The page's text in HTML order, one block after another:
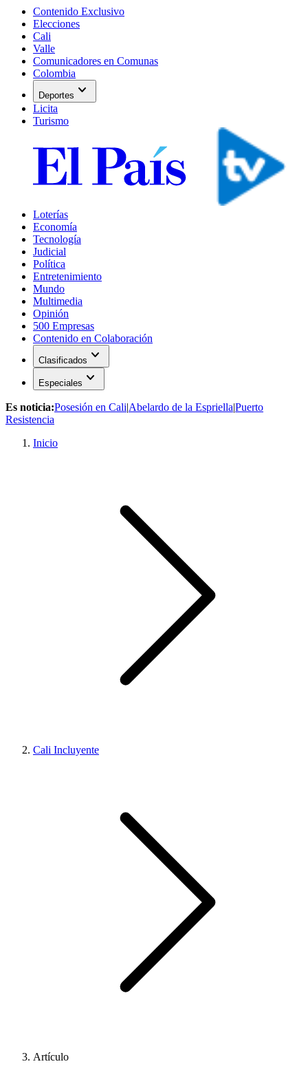
Contenido Exclusivo
Elecciones
Cali
Valle
Comunicadores en Comunas
Colombia
Deportes expand_more
Licita
Turismo
Loterías
Economía
Tecnología
Judicial
Política
Entretenimiento
Mundo
Multimedia
Opinión
500 Empresas
Contenido en Colaboración
Clasificados expand_more
Especiales expand_more
Es noticia:Posesión en Cali|Abelardo de la Espriella|Puerto
Resistencia
Inicio
Cali Incluyente
Artículo